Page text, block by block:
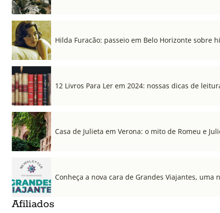
Hilda Furacão: passeio em Belo Horizonte sobre
12 Livros Para Ler em 2024: nossas dicas de
Casa de Julieta em Verona: o mito de Romeu e
Conheça a nova cara de Grandes Viajantes, uma
Afiliados